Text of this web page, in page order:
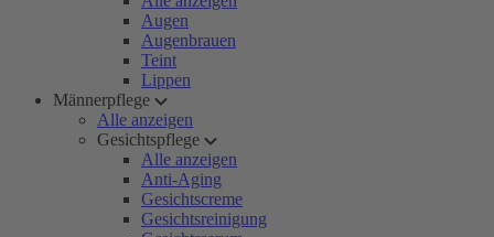
Augen
Augenbrauen
Teint
Lippen
Männerpflege
Alle anzeigen
Gesichtspflege
Alle anzeigen
Anti-Aging
Gesichtscreme
Gesichtsreinigung